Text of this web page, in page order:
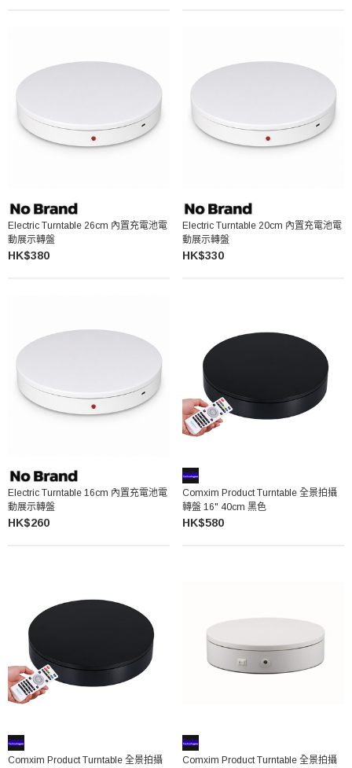
Electric Turntable 26cm 內置充電池電
動展示轉盤
HK$380
Electric Turntable 20cm 內置充電池電
動展示轉盤
HK$330
Electric Turntable 16cm 內置充電池電
動展示轉盤
HK$260
Comxim Product Turntable 全景拍攝
轉盤 16" 40cm 黑色
HK$580
Comxim Product Turntable 全景拍攝
Comxim Product Turntable 全景拍攝